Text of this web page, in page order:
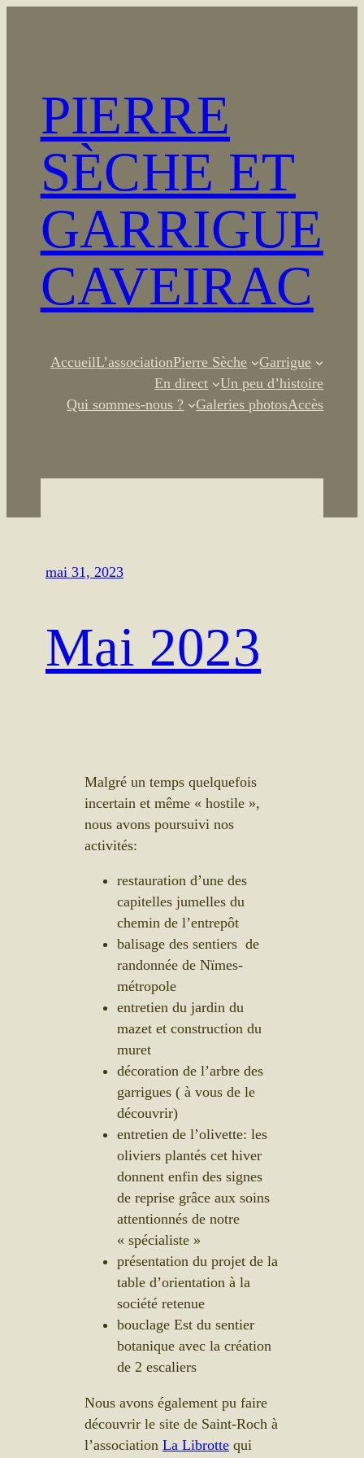
PIERRE
SÈCHE ET
GARRIGUE
CAVEIRAC
AccueilL’associationPierre Sèche
Garrigue
En direct
Un peu d’histoire
Qui sommes-nous ?
Galeries photosAccès
mai 31, 2023
Mai 2023
Malgré un temps quelquefois
incertain et même « hostile »,
nous avons poursuivi nos
activités:
restauration d’une des
capitelles jumelles du
chemin de l’entrepôt
balisage des sentiers de
randonnée de Nïmes-
métropole
entretien du jardin du
mazet et construction du
muret
décoration de l’arbre des
garrigues ( à vous de le
découvrir)
entretien de l’olivette: les
oliviers plantés cet hiver
donnent enfin des signes
de reprise grâce aux soins
attentionnés de notre
« spécialiste »
présentation du projet de la
table d’orientation à la
société retenue
bouclage Est du sentier
botanique avec la création
de 2 escaliers
Nous avons également pu faire
découvrir le site de Saint-Roch à
l’association La Librotte qui